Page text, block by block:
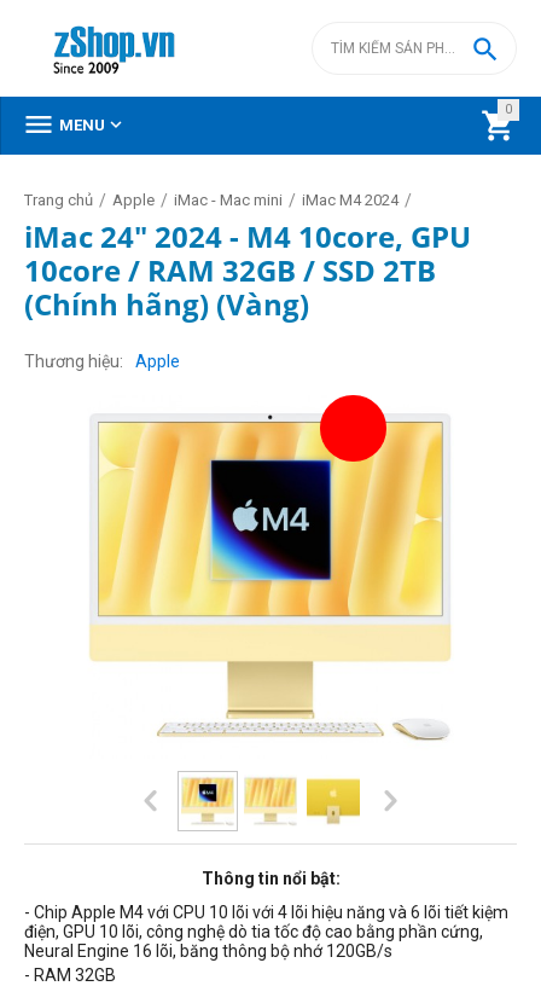
0


 MENU 
Trang chủ / Apple / iMac - Mac mini / iMac M4 2024 /
iMac 24" 2024 - M4 10core, GPU
10core / RAM 32GB / SSD 2TB
(Chính hãng) (Vàng)
Thương hiệu Apple
Thông tin nổi bật:
- Chip Apple M4 với CPU 10 lõi với 4 lõi hiệu năng và 6 lõi tiết kiệm
điện, GPU 10 lõi, công nghệ dò tia tốc độ cao bằng phần cứng,
Neural Engine 16 lõi, băng thông bộ nhớ 120GB/s
- RAM 32GB